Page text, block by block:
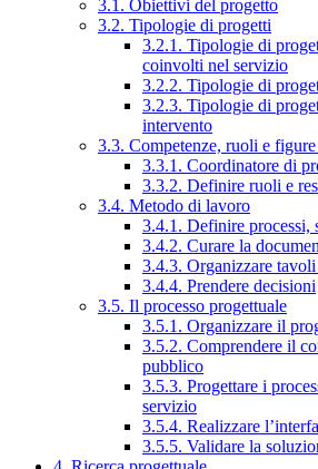
3.1. Obiettivi del progetto
3.2. Tipologie di progetti
3.2.1. Tipologie di
coinvolti nel servizio
3.2.2. Tipologie di
3.2.3. Tipologie di
intervento
3.3. Competenze, ruoli e
3.3.1. Coordinatore di
3.3.2. Definire ruoli e
3.4. Metodo di lavoro
3.4.1. Definire processi,
3.4.2. Curare la
3.4.3. Organizzare
3.4.4. Prendere decisioni
3.5. Il processo progettuale
3.5.1. Organizzare il
3.5.2. Comprendere il
pubblico
3.5.3. Progettare i
servizio
3.5.4. Realizzare
3.5.5. Validare la